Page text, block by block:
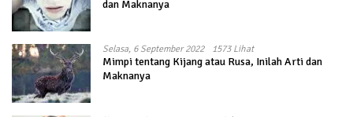
dan Maknanya
Selasa, 6 September 2022 1573 Lihat
Mimpi tentang Kijang atau Rusa, Inilah Arti dan
Maknanya